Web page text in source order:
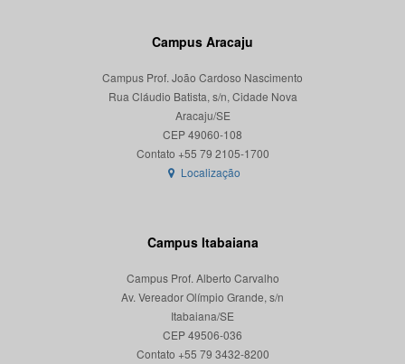
Campus Aracaju
Campus Prof. João Cardoso Nascimento
Rua Cláudio Batista, s/n, Cidade Nova
Aracaju/SE
CEP 49060-108
Localização
Campus Itabaiana
Campus Prof. Alberto Carvalho
Av. Vereador Olímpio Grande, s/n
Itabaiana/SE
CEP 49506-036